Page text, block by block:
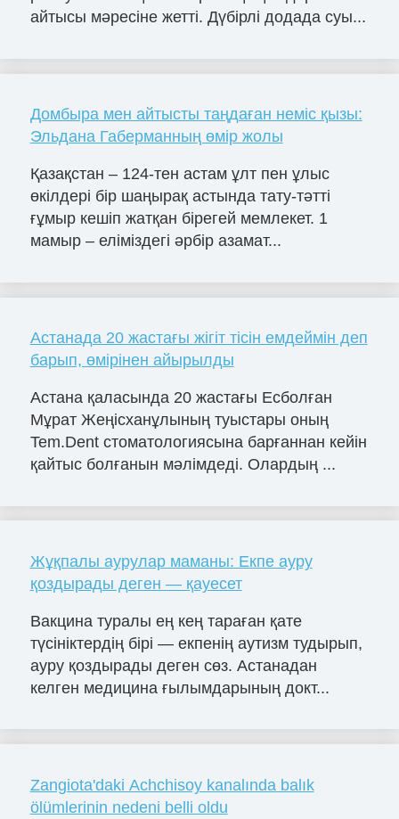
айтысы мәресіне жетті. Дүбірлі додада суы...
Домбыра мен айтысты таңдаған неміс қызы:
Эльдана Габерманның өмір жолы
Қазақстан – 124-тен астам ұлт пен ұлыс
өкілдері бір шаңырақ астында тату-тәтті
ғұмыр кешіп жатқан бірегей мемлекет. 1
мамыр – еліміздегі әрбір азамат...
Астанада 20 жастағы жігіт тісін емдеймін деп
барып, өмірінен айырылды
Астана қаласында 20 жастағы Есболған
Мұрат Жеңісханұлының туыстары оның
Tem.Dent стоматологиясына барғаннан кейін
қайтыс болғанын мәлімдеді. Олардың ...
Жұқпалы аурулар маманы: Екпе ауру
қоздырады деген — қауесет
Вакцина туралы ең кең тараған қате
түсініктердің бірі — екпенің аутизм тудырып,
ауру қоздырады деген сөз. Астанадан
келген медицина ғылымдарының докт...
Zangiota'daki Achchisoy kanalında balık
ölümlerinin nedeni belli oldu